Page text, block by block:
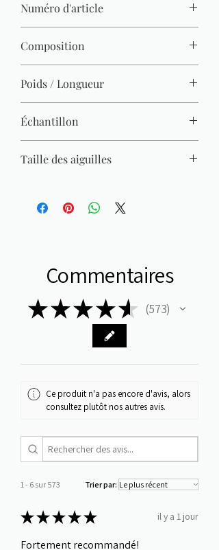
Numéro d'article
Composition
Poids / Longueur
Échantillon
Taille des aiguilles
Commentaires
★★★★★ 573
573
Ce produit n'a pas encore d'avis, alors
consultez plutôt nos autres avis.
1 - 6 sur 573 Trier par:
★★★★★ il y a 1 jour
Fortement recommandé!